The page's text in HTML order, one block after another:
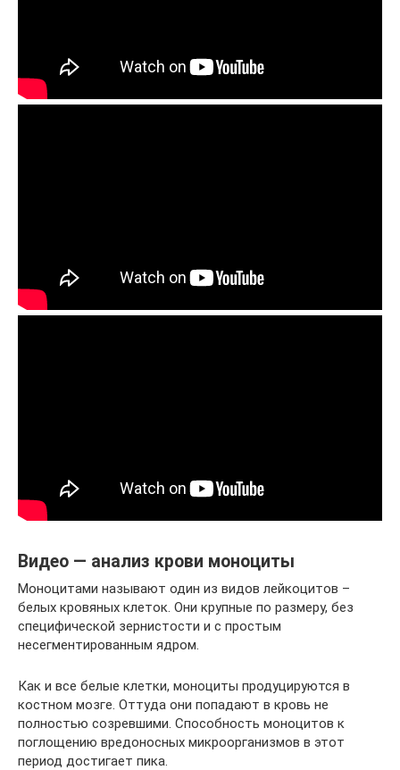
Видео — анализ крови моноциты
Моноцитами называют один из видов лейкоцитов –
белых кровяных клеток. Они крупные по размеру, без
специфической зернистости и с простым
несегментированным ядром.
Как и все белые клетки, моноциты продуцируются в
костном мозге. Оттуда они попадают в кровь не
полностью созревшими. Способность моноцитов к
поглощению вредоносных микроорганизмов в этот
период достигает пика.